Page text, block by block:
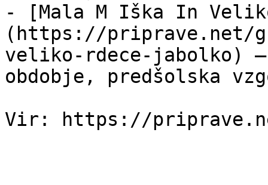
- [Mala M Iška In
(https://priprave.net/
veliko-rdece-jabolko)
obdobje, predšolska